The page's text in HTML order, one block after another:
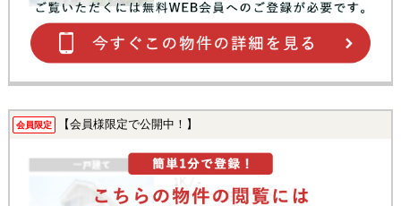
会員限定 【会員様限定で公開中！】